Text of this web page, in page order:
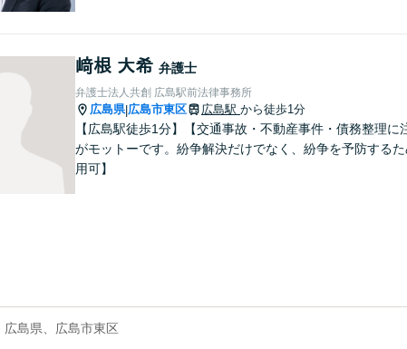
﨑根 大希 弁護士
弁護士法人共創 広島駅前法律事務所
広島県|広島市東区 広島駅 から徒歩1分
【広島駅徒歩1分】【交通事故・不動産事件・債務整理
がモットーです。紛争解決だけでなく、紛争を予防する
用可】
広島県、広島市東区